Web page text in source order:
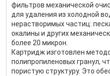
фильтров механической
для удаления из холодной
нерастворимых частиц:
окалины и других
более 20 микрон.
Картридж изготовлен
полипропиленовых гранул,
пористую структуру. Это